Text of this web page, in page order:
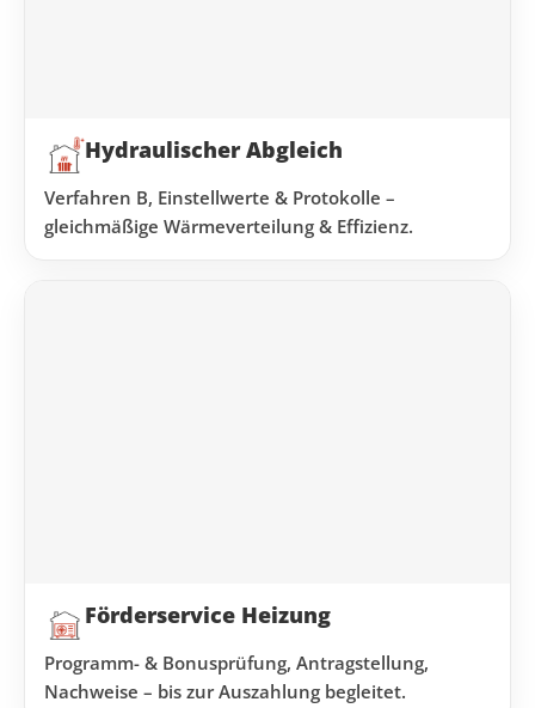
Hydraulischer Abgleich
Verfahren B, Einstellwerte & Protokolle –
gleichmäßige Wärmeverteilung & Effizienz.
Förderservice Heizung
Programm- & Bonusprüfung, Antragstellung,
Nachweise – bis zur Auszahlung begleitet.